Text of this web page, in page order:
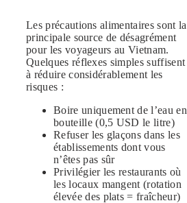
Les précautions alimentaires sont la
principale source de désagrément
pour les voyageurs au Vietnam.
Quelques réflexes simples suffisent
à réduire considérablement les
risques :
Boire uniquement de l’eau en
bouteille (0,5 USD le litre)
Refuser les glaçons dans les
établissements dont vous
n’êtes pas sûr
Privilégier les restaurants où
les locaux mangent (rotation
élevée des plats = fraîcheur)